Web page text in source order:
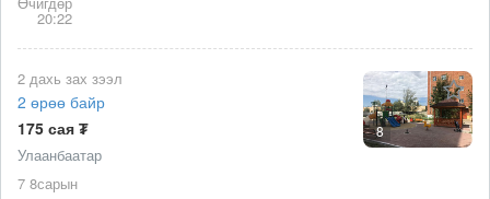
20:22
8
2 дахь зах зээл
2 өрөө байр
175 сая ₮
Улаанбаатар
7 8сарын